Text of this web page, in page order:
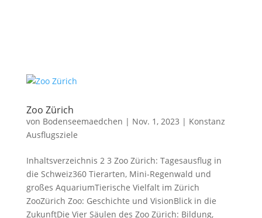
Zoo Zürich
von Bodenseemaedchen | Nov. 1, 2023 | Konstanz
Ausflugsziele
Inhaltsverzeichnis 2 3 Zoo Zürich: Tagesausflug in
die Schweiz360 Tierarten, Mini-Regenwald und
großes AquariumTierische Vielfalt im Zürich
ZooZürich Zoo: Geschichte und VisionBlick in die
ZukunftDie Vier Säulen des Zoo Zürich: Bildung,